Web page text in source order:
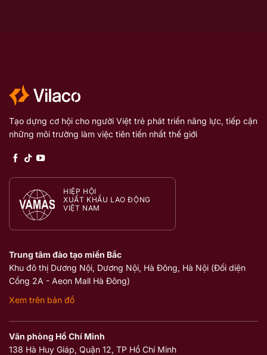
Tạo dựng cơ hội cho người Việt trẻ phát triển năng lực, tiếp cận
những môi trường làm việc tiên tiến nhất thế giới
HIỆP HỘI
XUẤT KHẨU LAO ĐỘNG
VIỆT NAM
Trung tâm đào tạo miền Bắc
Khu đô thị Dương Nội, Dương Nội, Hà Đông, Hà Nội (Đối diện
Cổng 2A - Aeon Mall Hà Đông)
Xem trên bản đồ
Văn phòng Hồ Chí Minh
138 Hà Huy Giáp, Quận 12, TP Hồ Chí Minh